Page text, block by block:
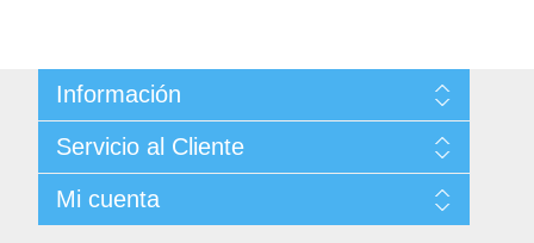
Información
Condiciones de Venta
Politica de Privacidad
Términos y Condiciones de Uso
Acerca de ...
Servicio al Cliente
Noticias
Mi cuenta